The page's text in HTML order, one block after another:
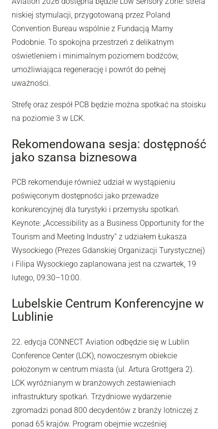
niskiej stymulacji, przygotowaną przez Poland
Convention Bureau wspólnie z Fundacją Mamy
Podobnie. To spokojna przestrzeń z delikatnym
oświetleniem i minimalnym poziomem bodźców,
umożliwiająca regenerację i powrót do pełnej
uważności.
Strefę oraz zespół PCB będzie można spotkać na stoisku
na poziomie 3 w LCK.
Rekomendowana sesja: dostępność
jako szansa biznesowa
PCB rekomenduje również udział w wystąpieniu
poświęconym dostępności jako przewadze
konkurencyjnej dla turystyki i przemysłu spotkań.
Keynote: „Accessibility as a Business Opportunity for the
Tourism and Meeting Industry” z udziałem Łukasza
Wysockiego (Prezes Gdanskiej Organizacji Turystycznej)
i Filipa Wysockiego zaplanowana jest na czwartek, 19
lutego, 09:30–10:00.
Lubelskie Centrum Konferencyjne w
Lublinie
22. edycja CONNECT Aviation odbędzie się w Lublin
Conference Center (LCK), nowoczesnym obiekcie
położonym w centrum miasta (ul. Artura Grottgera 2).
LCK wyróżnianym w branżowych zestawieniach
infrastruktury spotkań. Trzydniowe wydarzenie
zgromadzi ponad 800 decydentów z branży lotniczej z
ponad 65 krajów. Program obejmie wcześniej